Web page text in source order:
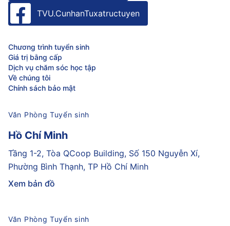
TVU.CunhanTuxatructuyen
Chương trình tuyển sinh
Giá trị bằng cấp
Dịch vụ chăm sóc học tập
Về chúng tôi
Chính sách bảo mật
Văn Phòng Tuyển sinh
Hồ Chí Minh
Tầng 1-2, Tòa QCoop Building, Số 150 Nguyễn Xí,
Phường Bình Thạnh, TP Hồ Chí Minh
Xem bản đồ
Văn Phòng Tuyển sinh